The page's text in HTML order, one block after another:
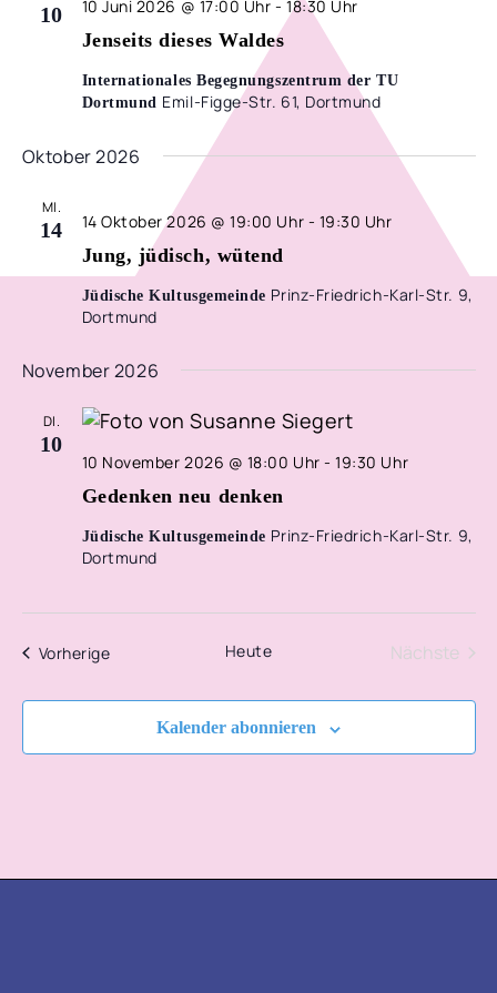
10
Jenseits dieses Waldes
10 Juni 2026 @ 17:00 Uhr -18:30 Uhr
Internationales Begegnungszentrum der TU
Dortmund Emil-Figge-Str. 61, Dortmund
Oktober 2026
MI.
14
Jung, jüdisch, wütend
14 Oktober 2026 @ 19:00 Uhr - 19:30 Uhr
Jüdische Kultusgemeinde Prinz-Friedrich-Karl-Str. 9,
Dortmund
November 2026
DI.
10
Gedenken neu denken
10 November 2026 @ 18:00 Uhr -19:30 Uhr
Jüdische Kultusgemeinde Prinz-Friedrich-Karl-Str. 9,
Dortmund
VorherigeVeranstaltungenHeute
Nächste
Kalender abonnieren